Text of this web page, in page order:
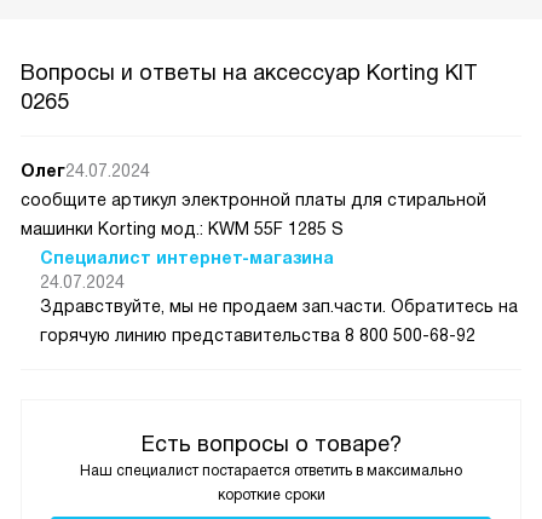
Вопросы и ответы на аксессуар Korting KIT
0265
Есть вопросы о товаре?
Наш специалист постарается ответить в максимально
короткие сроки
Олег24.07.2024
сообщите артикул электронной платы для стиральной
машинки Korting мод.: KWM 55F 1285 S
Специалист интернет-магазина
24.07.2024
Здравствуйте, мы не продаем зап.части. Обратитесь на
горячую линию представительства 8 800 500-68-92